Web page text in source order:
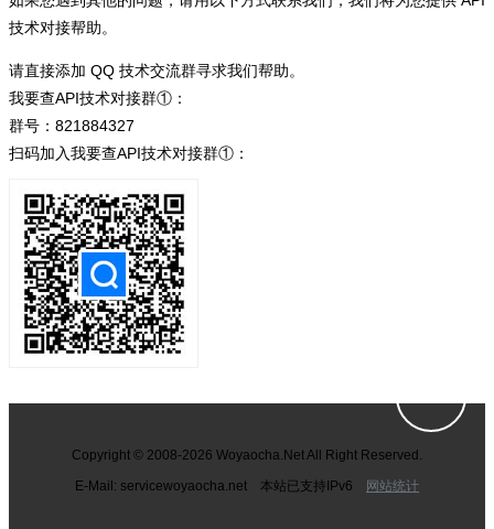
技术对接帮助。
请直接添加 QQ 技术交流群寻求我们帮助。
我要查API技术对接群①：
群号：821884327
扫码加入我要查API技术对接群①：
Copyright © 2008-2026 Woyaocha.Net All Right Reserved.
E-Mail: servicewoyaocha.net 本站已支持IPv6 网站统计